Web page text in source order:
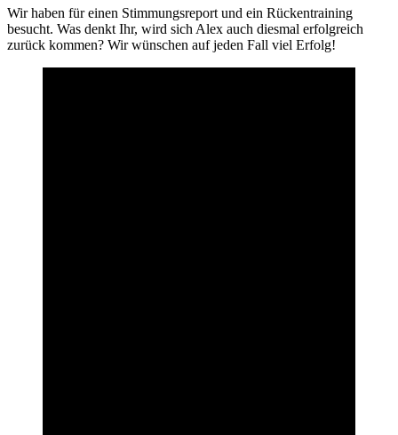
Wir haben für einen Stimmungsreport und ein Rückentraining
besucht. Was denkt Ihr, wird sich Alex auch diesmal erfolgreich
zurück kommen? Wir wünschen auf jeden Fall viel Erfolg!